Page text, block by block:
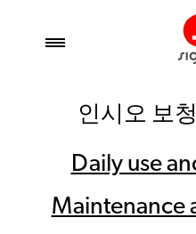
인시오 보
Daily use
Maintenance